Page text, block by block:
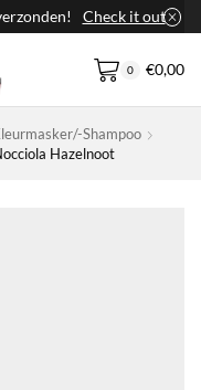
Check it out
0 €0,00
Shampoo
Hazelnoot